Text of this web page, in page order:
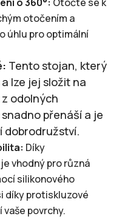
otočením a
úhlu pro optimální
Tento stojan, který
lze jej složit na
odolných
přenáší a je
dobrodružství.
Díky
vhodný pro různá
silikonového
díky protiskluzové
povrchy.